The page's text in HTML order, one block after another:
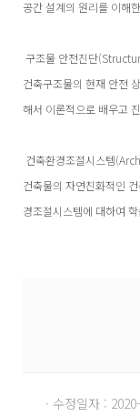
공간 설계의 원리를 이해
구조물 안전진단
건축구조물의 현재 안전
해서 이론적으로 배우고
건축환경조절시스템
건축물의 자연친화적인
경조절시스템에 대하여
· 수정일자 :